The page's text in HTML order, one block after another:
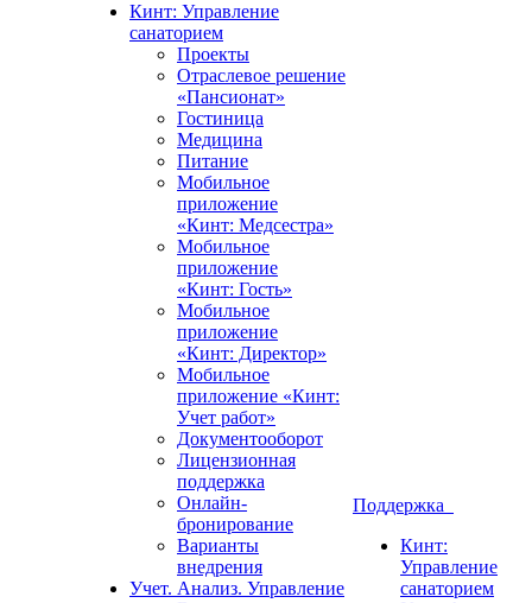
Кинт: Управление
санаторием
Проекты
Отраслевое решение
«Пансионат»
Гостиница
Медицина
Питание
Мобильное
приложение
«Кинт: Медсестра»
Мобильное
приложение
«Кинт: Гость»
Мобильное
приложение
«Кинт: Директор»
Мобильное
приложение «Кинт:
Учет работ»
Документооборот
Лицензионная
поддержка
Онлайн-
бронирование
Варианты
внедрения
Учет. Анализ. Управление
Поддержка
Кинт:
Управление
санаторием